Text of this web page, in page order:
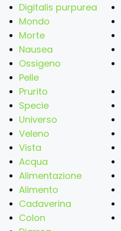
Digitalis purpurea
Mondo
Morte
Nausea
Ossigeno
Pelle
Prurito
Specie
Universo
Veleno
Vista
Acqua
Alimentazione
Alimento
Cadaverina
Colon